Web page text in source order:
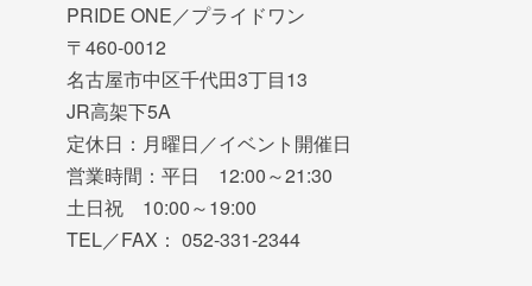
PRIDE ONE／プライドワン
〒460-0012
名古屋市中区千代田3丁目13
JR高架下5A
定休日：月曜日／イベント開催日
営業時間：平日 12:00～21:30
土日祝 10:00～19:00
TEL／FAX： 052-331-2344